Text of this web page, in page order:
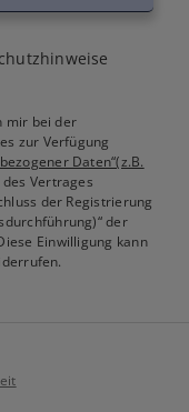
mir bei der
zur Verfügung
Daten“(z.B.
Vertrages
der Registrierung
der
Einwilligung kann